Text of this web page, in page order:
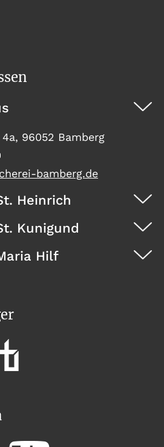
96052 Bamberg
bamberg.de
Heinrich
Bamberg
Kunigund
Bamberg
Hilf